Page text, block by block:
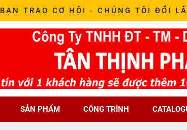
BẠN TRAO CƠ HỘI - CHÚNG TÔI ĐỔI
SẢN PHẨM CÔNG TRÌNH